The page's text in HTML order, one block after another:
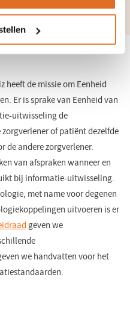
heeft de missie om Eenheid
Er is sprake van Eenheid van
uitwisseling de
of patiënt dezelfde
de andere zorgverlener.
van afspraken wanneer en
bij informatie-uitwisseling.
met name voor degenen
uitvoeren is er
geven we
we handvatten voor het